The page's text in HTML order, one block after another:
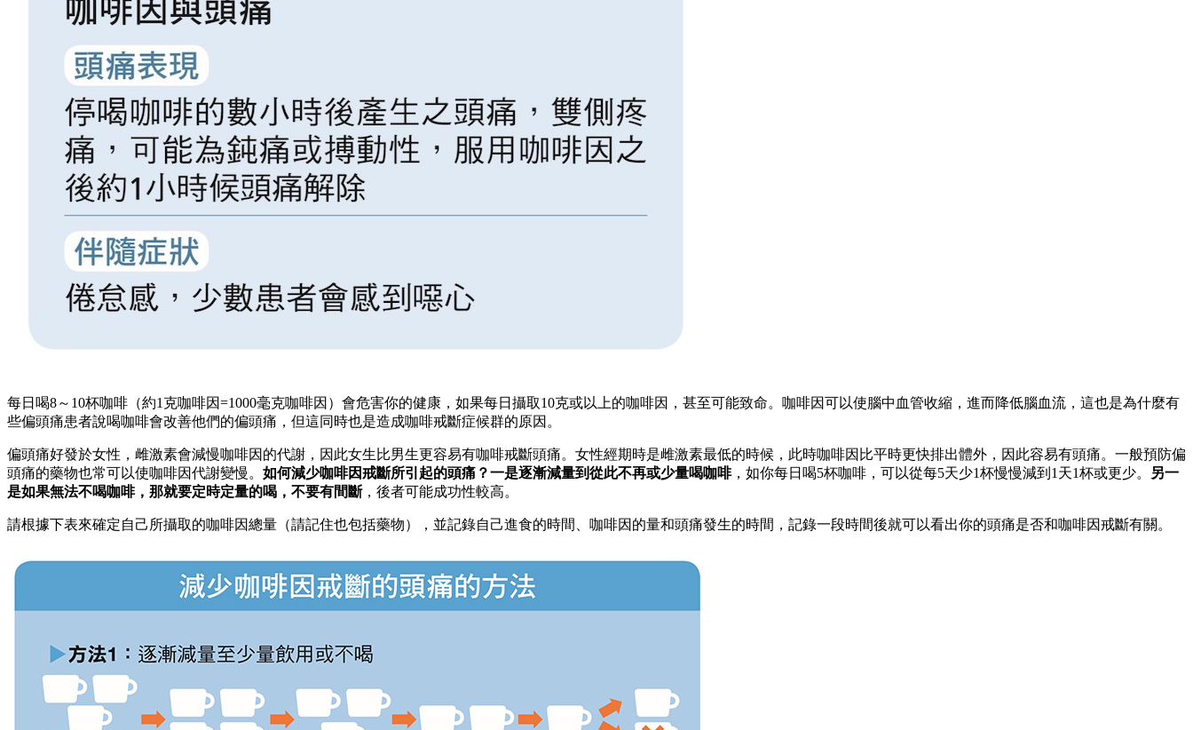
每日喝8～10杯咖啡（約1克咖啡因=1000毫克咖啡因）會危害你的健康，如果每日攝取10克或以上的咖啡因，甚至可能致命。咖啡因可以使腦中血管收縮，進而降低腦血流，這也是為什麼有
些偏頭痛患者說喝咖啡會改善他們的偏頭痛，但這同時也是造成咖啡戒斷症候群的原因。
偏頭痛好發於女性，雌激素會減慢咖啡因的代謝，因此女生比男生更容易有咖啡戒斷頭痛。女性經期時是雌激素最低的時候，此時咖啡因比平時更快排出體外，因此容易有頭痛。一般預防偏
頭痛的藥物也常可以使咖啡因代謝變慢。 如何減少咖啡因戒斷所引起的頭痛？一是逐漸減量到從此不再或少量喝咖啡，如你每日喝5杯咖啡，可以從每5天少1杯慢慢減到1天1杯或更少。
另一
是如果無法不喝咖啡，那就要定時定量的喝，不要有間斷，後者可能成功性較高。
請根據下表來確定自己所攝取的咖啡因總量（請記住也包括藥物），並記錄自己進食的時間、咖啡因的量和頭痛發生的時間，記錄一段時間後就可以看出你的頭痛是否和咖啡因戒斷有關。